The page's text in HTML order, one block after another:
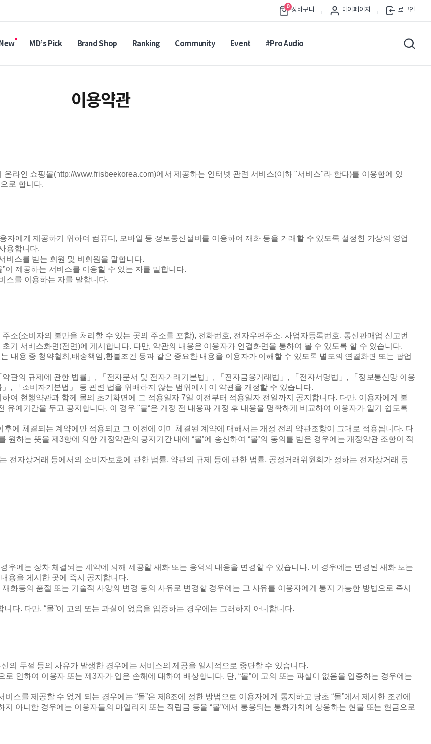
0 장바구니 마이페이지 로그인
New MD’s Pick Brand Shop Ranking Community Event #Pro Audio
이용약관
온라인 쇼핑몰(http://www.frisbeekorea.com)에서 제공하는 인터넷 관련 서비스(이하 "서비스"라 한다)를 이용함에 있
로 합니다.
자에게 제공하기 위하여 컴퓨터 , 모바일 등 정보통신설비를 이용하여 재화 등을 거래할 수 있도록 설정한 가상의 영업
용합니다.
비스를 받는 회원 및 비회원을 말합니다.
”이 제공하는 서비스를 이용할 수 있는 자를 말합니다.
스를 이용하는 자를 말합니다.
주소(소비자의 불만을 처리할 수 있는 곳의 주소를 포함), 전화번호, 전자우편주소, 사업자등록번호, 통신판매업 신고번
기 서비스화면 (전면)에 게시합니다. 다만, 약관의 내용은 이용자가 연결화면을 통하여 볼 수 있도록 할 수 있습니다.
내용 중 청약철회 ,배송책임,환불조건 등과 같은 중요한 내용을 이용자가 이해할 수 있도록 별도의 연결화면 또는 팝업
약관의 규제에 관한 법률」 , 「전자문서 및 전자거래기본법」 , 「전자금융거래법」 , 「전자서명법」 ,
「정보통신망 이용
, 「소비자기본법」 등 관련 법을 위배하지 않는 범위에서 이 약관을 개정할 수 있습니다.
여 현행약관과 함께 몰의 초기화면에 그 적용일자 7일 이전부터 적용일자 전일까지 공지합니다. 다만, 이용자에게 불
유예기간을 두고 공지합니다. 이 경우 "몰“은 개정 전 내용과 개정 후 내용을 명확하게 비교하여 이용자가 알기 쉽도록
에 체결되는 계약에만 적용되고 그 이전에 이미 체결된 계약에 대해서는 개정 전의 약관조항이 그대로 적용됩니다. 다
원하는 뜻을 제 3항에 의한 개정약관의 공지기간 내에 “몰”에 송신하여 “몰”의 동의를 받은 경우에는 개정약관 조항이 적
전자상거래 등에서의 소비자보호에 관한 법률, 약관의 규제 등에 관한 법률, 공정거래위원회가 정하는 전자상거래 등
우에는 장차 체결되는 계약에 의해 제공할 재화 또는 용역의 내용을 변경할 수 있습니다. 이 경우에는 변경된 재화 또는
용을 게시한 곳에 즉시 공지합니다.
화등의 품절 또는 기술적 사양의 변경 등의 사유로 변경할 경우에는 그 사유를 이용자에게 통지 가능한 방법으로 즉시
니다. 다만, “몰”이 고의 또는 과실이 없음을 입증하는 경우에는 그러하지 아니합니다.
신의 두절 등의 사유가 발생한 경우에는 서비스의 제공을 일시적으로 중단할 수 있습니다.
로 인하여 이용자 또는 제 3자가 입은 손해에 대하여 배상합니다. 단, “몰”이 고의 또는 과실이 없음을 입증하는 경우에는
비스를 제공할 수 없게 되는 경우에는 “몰”은 제 8조에 정한 방법으로 이용자에게 통지하고 당초 “몰”에서 제시한 조건에
지 아니한 경우에는 이용자들의 마일리지 또는 적립금 등을 “몰”에서 통용되는 통화가치에 상응하는 현물 또는 현금으로